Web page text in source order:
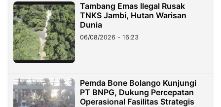
Tambang Emas Ilegal Rusak
TNKS Jambi, Hutan Warisan
Dunia
06/08/2026 - 16:23
Pemda Bone Bolango Kunjungi
PT BNPG, Dukung Percepatan
Operasional Fasilitas Strategis